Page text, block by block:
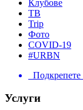
Клубове
ТВ
Trip
Фото
COVID-19
#URBN
Подкрепете
Услуги